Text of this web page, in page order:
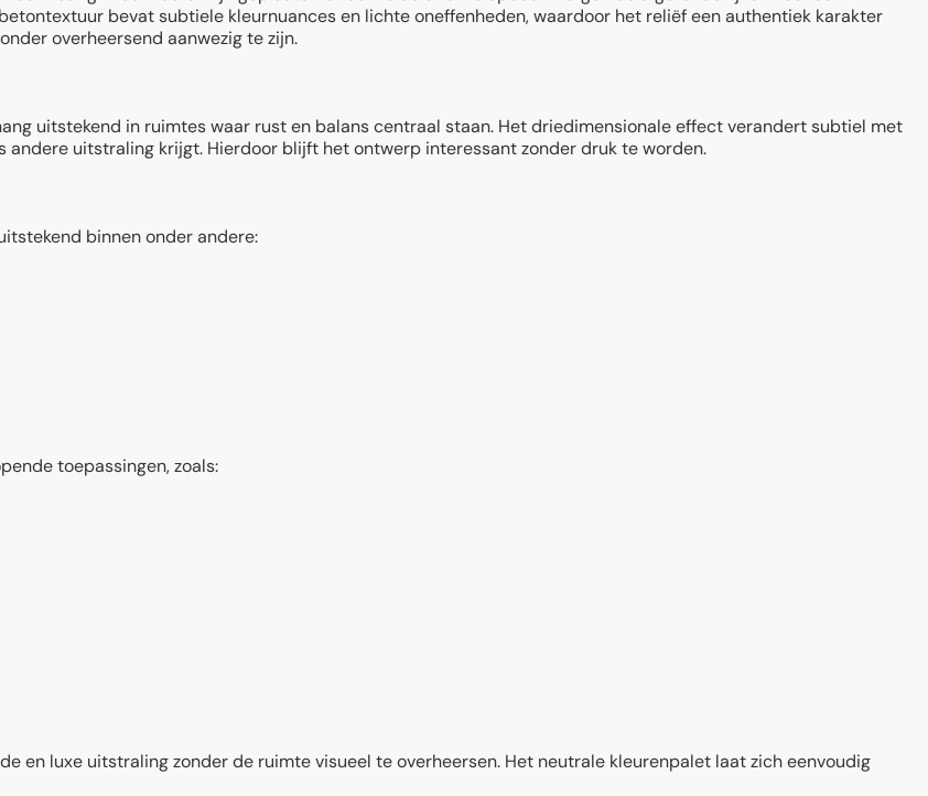
bevat subtiele kleurnuances en lichte oneffenheden, waardoor het reliëf een authentiek karakter
overheersend aanwezig te zijn.
uitstekend in ruimtes waar rust en balans centraal staan. Het driedimensionale effect verandert subtiel met
uitstraling krijgt. Hierdoor blijft het ontwerp interessant zonder druk te worden.
binnen onder andere:
toepassingen, zoals:
en luxe uitstraling zonder de ruimte visueel te overheersen. Het neutrale kleurenpalet laat zich eenvoudig